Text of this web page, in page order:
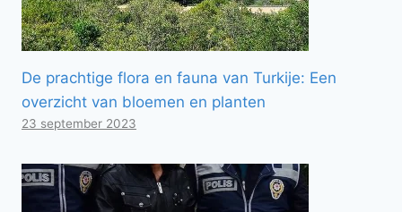
De prachtige flora en fauna van Turkije: Een
overzicht van bloemen en planten
23 september 2023